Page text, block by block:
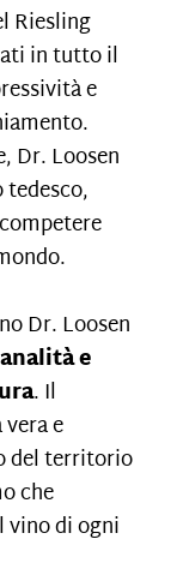
Riesling
in tutto il
e
Dr. Loosen
Dr. Loosen
e
. Il
e
del territorio
che
vino di ogni